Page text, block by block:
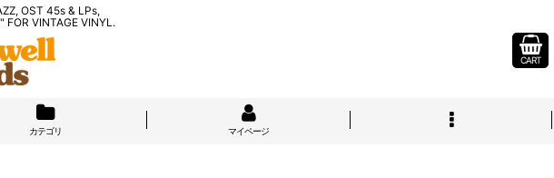
OST 45s & LPs,
FOR VINTAGE VINYL.
CART
カテゴリ マイページ